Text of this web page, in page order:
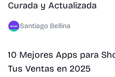
Curada y Actualizada
Santiago Bellina
10 Mejores Apps para
Tus Ventas en 2025